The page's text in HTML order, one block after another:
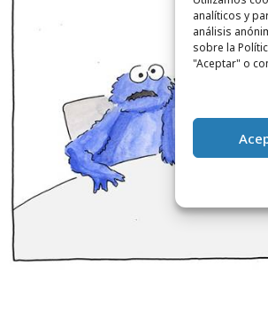
analíticos y
análisis
sobre la
"Aceptar" o